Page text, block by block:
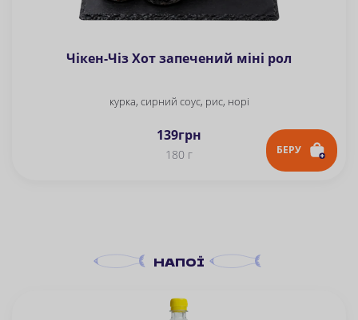
Чікен-Чіз Хот запечений міні рол
курка, сирний соус, рис, норі
139грн
180 г БЕРУ
НАПОЇ